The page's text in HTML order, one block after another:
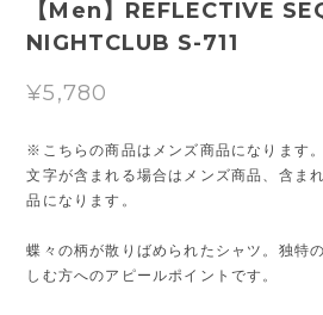
【Men】REFLECTIVE
NIGHTCLUB S-711
¥5,780
※こちらの商品はメンズ商品になります
文字が含まれる場合はメンズ商品、含ま
品になります。
蝶々の柄が散りばめられたシャツ。独特
しむ方へのアピールポイントです。